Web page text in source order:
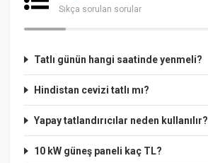
Sıkça sorulan sorular
Tatlı günün hangi saatinde yenmeli?
Hindistan cevizi tatlı mı?
Yapay tatlandırıcılar neden kullanılır?
10 kW güneş paneli kaç TL?